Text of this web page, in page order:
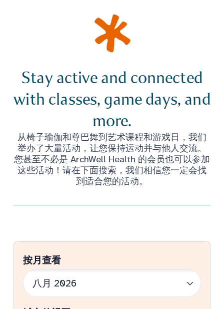
Stay active and connected
with classes, game days, and
more.
从椅子瑜伽和尊巴舞到艺术课程和游戏日，我们
举办了大量活动，让您保持运动并与他人交流。
您甚至不必是 ArchWell Health 的会员也可以参加
这些活动！请在下面搜索，我们相信您一定会找
到适合您的活动。
按月查看